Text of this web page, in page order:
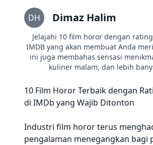
DH Dimaz Halim
Jelajahi 10 film horor dengan
IMDB yang akan membuat Anda
ini juga membahas sensasi
kuliner malam, dan lebih
10 Film Horor Terbaik dengan
di IMDb yang Wajib Ditonton
Industri film horor terus
pengalaman menegangkan bagi